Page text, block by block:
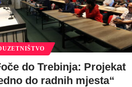
do Trebinja: Projekat
do radnih mjesta“